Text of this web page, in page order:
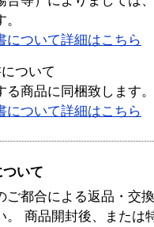
について詳細はこちら
ついて
る商品に同梱致します。
について詳細はこちら
いて
ご都合による返品・交
。 商品開封後、または